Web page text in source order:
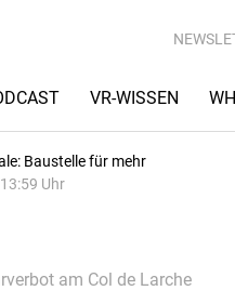
VR-WISSEN
Baustelle für mehr
Uhr
am Col de Larche